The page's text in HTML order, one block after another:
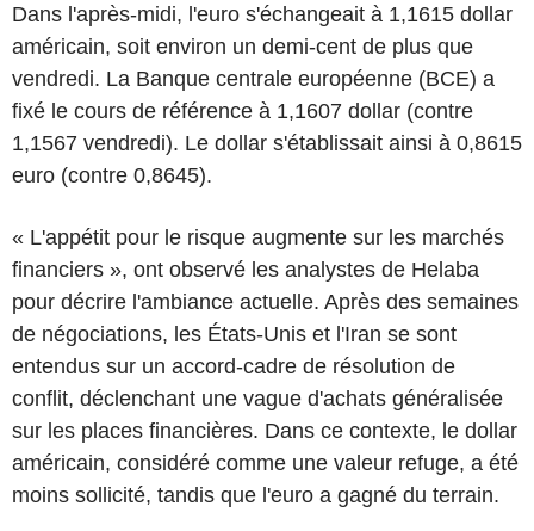
Dans l'après-midi, l'euro s'échangeait à 1,1615 dollar
américain, soit environ un demi-cent de plus que
vendredi. La Banque centrale européenne (BCE) a
fixé le cours de référence à 1,1607 dollar (contre
1,1567 vendredi). Le dollar s'établissait ainsi à 0,8615
euro (contre 0,8645).
« L'appétit pour le risque augmente sur les marchés
financiers », ont observé les analystes de Helaba
pour décrire l'ambiance actuelle. Après des semaines
de négociations, les États-Unis et l'Iran se sont
entendus sur un accord-cadre de résolution de
conflit, déclenchant une vague d'achats généralisée
sur les places financières. Dans ce contexte, le dollar
américain, considéré comme une valeur refuge, a été
moins sollicité, tandis que l'euro a gagné du terrain.